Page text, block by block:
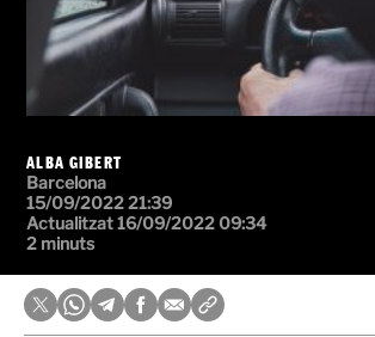
ALBA GIBERT
Barcelona
15/09/2022 21:39
Actualitzat 16/09/2022 09:34
2 minuts